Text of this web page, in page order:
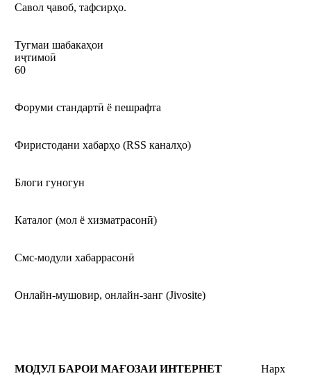
Савол ҷавоб, тафсирҳо.
Тугмаи шабакаҳои
60
Форуми стандартӣ ё пешрафта
Фиристодани хабарҳо (RSS каналҳо)
Блоги гуногун
Каталог (мол ё хизматрасонӣ)
Смс-модули хабаррасонӣ
Онлайн-мушовир, онлайн-занг (Jivosite)
МОДУЛ БАРОИ МАҒОЗАИ ИНТЕРНЕТ Нарх